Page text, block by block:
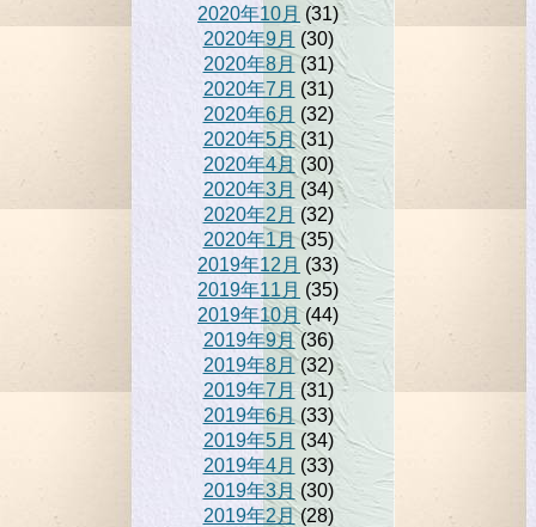
2020年10月 (31)
2020年9月 (30)
2020年8月 (31)
2020年7月 (31)
2020年6月 (32)
2020年5月(31)
2020年4月(30)
2020年3月 (34)
2020年2月(32)
2020年1月(35)
2019年12月 (33)
2019年11月 (35)
2019年10月(44)
2019年9月(36)
2019年8月(32)
2019年7月(31)
2019年6月(33)
2019年5月 (34)
2019年4月 (33)
2019年3月 (30)
2019年2月(28)